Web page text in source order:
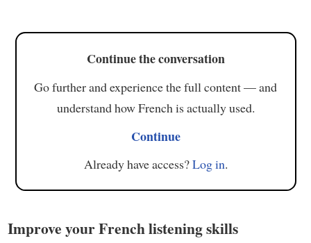
Continue the conversation
Go further and experience the full content — and
understand how French is actually used.
Continue
Already have access?Log in.
Improve your French listening skills